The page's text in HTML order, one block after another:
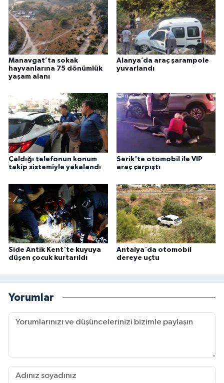
Manavgat’ta sokak
hayvanlarına 75 dönümlük
yaşam alanı
Alanya’da araç şarampole
yuvarlandı
Çaldığı telefonun konum
takip sistemiyle yakalandı
Serik'te otomobil ile VIP
araç çarpıştı
Side Antik Kent'te kuyuya
düşen çocuk kurtarıldı
Antalya'da otomobil
dereye uçtu
Yorumlar